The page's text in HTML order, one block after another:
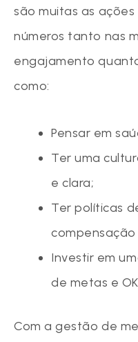
são muitas as
números tanto nas
engajamento
como:
Pensar em
Ter uma
e clara;
Ter políticas
Investir em
de metas e
Com a gestão de